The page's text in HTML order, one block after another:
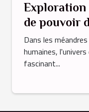
Exploration
de pouvoir
BDSM
Dans les
humaines,
fascinant...